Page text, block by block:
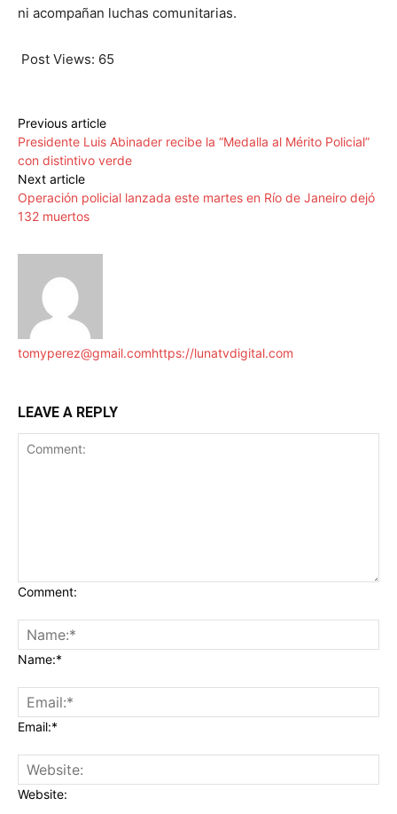
ni acompañan luchas comunitarias.
Post Views: 65
Previous article
Presidente Luis Abinader recibe la “Medalla al Mérito Policial”
con distintivo verde
Next article
Operación policial lanzada este martes en Río de Janeiro dejó
132 muertos
tomyperez@gmail.comhttps://lunatvdigital.com
LEAVE A REPLY
Comment:
Name:*
Email:*
Website: